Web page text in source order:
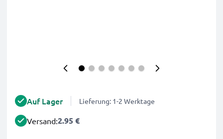
Auf Lager Lieferung: 1-2 Werktage
Versand:2.95 €